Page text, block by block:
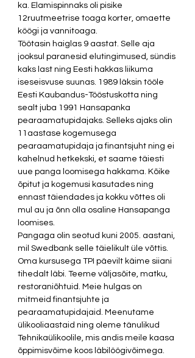
ka. Elamispinnaks oli pisike
12ruutmeetrise toaga korter, omaette
köögi ja vannitoaga.
Töötasin haiglas 9 aastat. Selle aja
jooksul paranesid elutingimused, sündis
kaks last ning Eesti hakkas liikuma
iseseisvuse suunas. 1989 läksin tööle
Eesti Kaubandus-Tööstuskotta ning
sealt juba 1991 Hansapanka
pearaamatupidajaks. Selleks ajaks olin
11aastase kogemusega
pearaamatupidaja ja finantsjuht ning ei
kahelnud hetkekski, et saame täiesti
uue panga loomisega hakkama. Kõike
õpitut ja kogemusi kasutades ning
ennast täiendades ja kokku võttes oli
mul au ja õnn olla osaline Hansapanga
loomises.
Pangaga olin seotud kuni 2005. aastani,
mil Swedbank selle täielikult üle võttis.
Oma kursusega TPI päevilt käime siiani
tihedalt läbi. Teeme väljasõite, matku,
restoraniõhtuid. Meie hulgas on
mitmeid finantsjuhte ja
pearaamatupidajaid. Meenutame
ülikooliaastaid ning oleme tänulikud
Tehnikaülikoolile, mis andis meile kaasa
õppimisvõime koos läbilöögivõimega.